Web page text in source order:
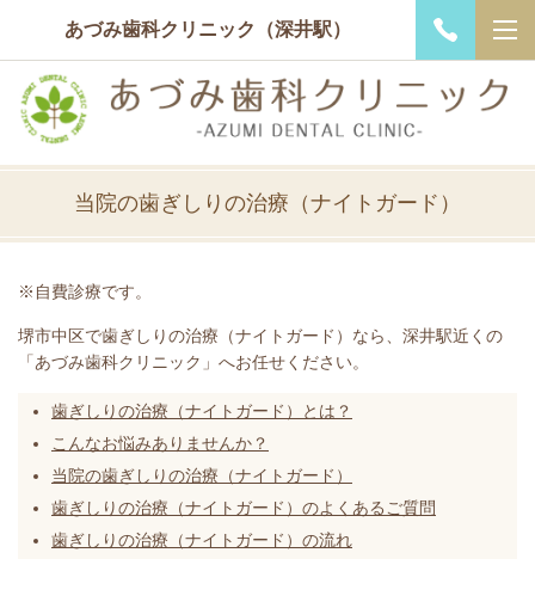
あづみ歯科クリニック（深井駅）
当院の歯ぎしりの治療（ナイトガード）
※自費診療です。
堺市中区で歯ぎしりの治療（ナイトガード）なら、深井駅近くの
「あづみ歯科クリニック」へお任せください。
歯ぎしりの治療（ナイトガード）とは？
こんなお悩みありませんか？
当院の歯ぎしりの治療（ナイトガード）
歯ぎしりの治療（ナイトガード）のよくあるご質問
歯ぎしりの治療（ナイトガード）の流れ